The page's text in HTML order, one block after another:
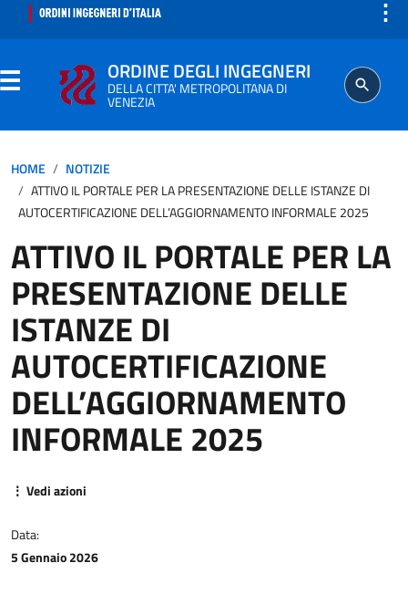
⋮
ORDINE DEGLI INGEGNERI
DELLA CITTA' METROPOLITANA DI
VENEZIA
SEGRETERIA
ISCRITTO
PROFESSIONE
AGGIORNAMENTO PROFESSIONALE
HOME
NOTIZIE
ATTIVO IL PORTALE PER LA PRESENTAZIONE DELLE ISTANZE DI
AUTOCERTIFICAZIONE DELL’AGGIORNAMENTO INFORMALE 2025
ATTIVO IL PORTALE PER LA
PRESENTAZIONE DELLE
ISTANZE DI
AUTOCERTIFICAZIONE
DELL’AGGIORNAMENTO
INFORMALE 2025
⋮ Vedi azioni
Data:
5 Gennaio 2026